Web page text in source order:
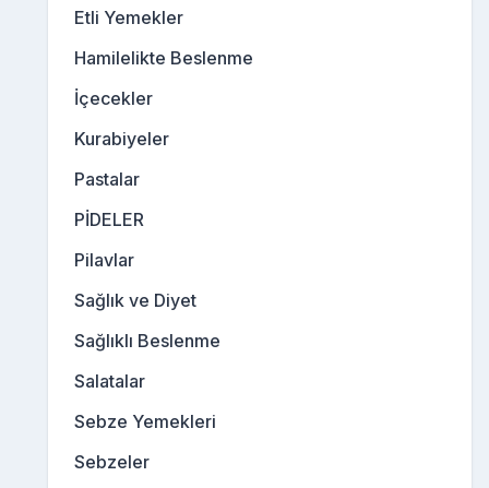
Etli Yemekler
Hamilelikte Beslenme
İçecekler
Kurabiyeler
Pastalar
PİDELER
Pilavlar
Sağlık ve Diyet
Sağlıklı Beslenme
Salatalar
Sebze Yemekleri
Sebzeler